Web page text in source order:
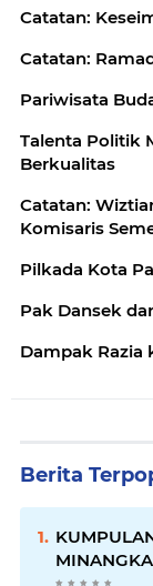
Catatan:
Catatan:
Pariwisata
Talenta Politik
Berkualitas
Catatan:
Komisaris
Pilkada Kota
Pak Dansek
Dampak Razia
Berita